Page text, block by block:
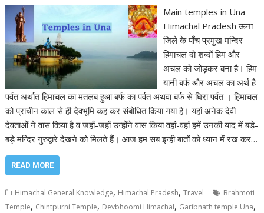
Main temples in Una
Himachal Pradesh ऊना
जिले के पाँच प्रमुख मन्दिर
हिमाचल दो शब्दों हिम और
अचल को जोड़कर बना है। हिम
यानी बर्फ और अचल का अर्थ है
पर्वत अर्थात हिमाचल का मतलब हुआ बर्फ का पर्वत अथवा बर्फ से घिरा पर्वत । हिमाचल
को प्राचीन काल से ही देवभूमि कह कर संबोधित किया गया है। यहां अनेक देवी-
देवताओं ने वास किया है व जहाँ-जहाँ उन्होंने वास किया वहां-वहां हमें उनकी याद में बड़े-
बड़े मन्दिर गुरुद्वारे देखने को मिलते हैं। आज हम सब इन्ही बातों को ध्यान में रख कर…
READ MORE
Himachal General Knowledge, Himachal Pradesh,Travel
Brahmoti
Temple, Chintpurni Temple, Devbhoomi Himachal, Garibnath temple Una,